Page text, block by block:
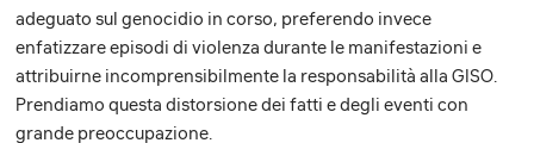
adeguato sul genocidio in corso, preferendo invece
enfatizzare episodi di violenza durante le manifestazioni e
attribuirne incomprensibilmente la responsabilità alla GISO.
Prendiamo questa distorsione dei fatti e degli eventi con
grande preoccupazione.